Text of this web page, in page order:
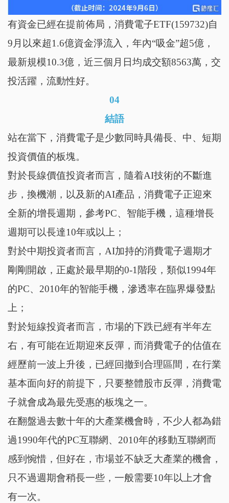
有資金已經在提前佈局，消費電子ETF(159732)自
9月以來超1.6億資金淨流入，年內“吸金”超5億，
最新規模10.3億，近三個月日均成交額8563萬，交
投活躍，流動性好。
04
結語
站在當下，消費電子是少數同時具備長、中、短期
投資價值的板塊。
對於長線價值投資者而言，隨着AI技術的不斷進
步，換機潮，以及新的AI產品，消費電子正迎來
全新的增長週期，參考PC、智能手機，這種增長
週期可以長達10年或以上；
對於中期投資者而言，AI加持的消費電子週期才
剛剛開啟，正處於最早期的0-1階段，類似1994年
的PC、2010年的智能手機，滲透率在臨界爆發點
上；
對於短線投資者而言，市場的下跌已經有半年左
右，有可能在近期迎來反彈，而消費電子的估值在
經歷前一波上升後，已經回撤到合理區間，在行業
基本面向好的前提下，只要整體股市反彈，消費電
子就會成為最先受惠的板塊之一。
在翻盤過去數十年的大產業機會時，不少人都為錯
過1990年代的PC互聯網、2010年的移動互聯網而
感到惋惜，但好在，市場並不缺乏大產業的機會，
只不過週期會稍長一些，一般需要10年以上才會
有一次。